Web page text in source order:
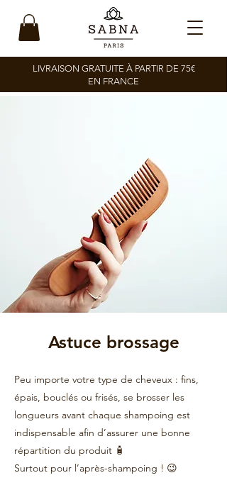
LIVRAISON GRATUITE À PARTIR DE 75€
EN FRANCE
Astuce brossage
Peu importe votre type de cheveux : fins,
épais, bouclés ou frisés, se brosser les
longueurs avant chaque shampoing est
indispensable afin d’assurer une bonne
répartition du produit 🧴
Surtout pour l’après-shampoing ! 😉